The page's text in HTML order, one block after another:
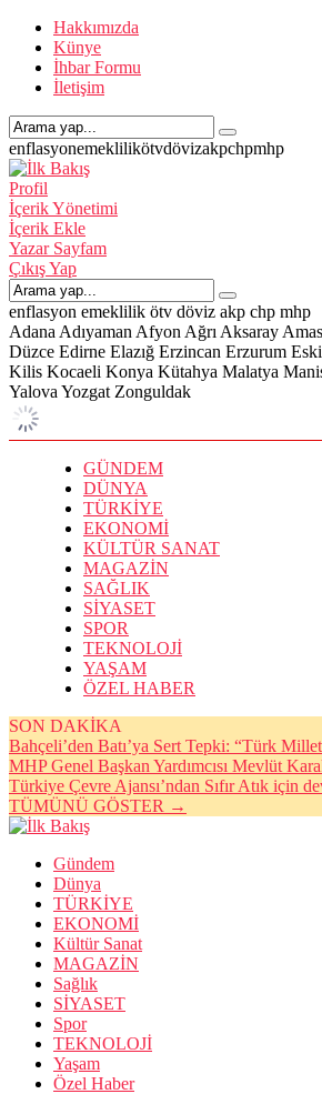
Hakkımızda
Künye
İhbar Formu
İletişim
enflasyonemeklilikötvdövizakpchpmhp
Profil
İçerik Yönetimi
İçerik Ekle
Yazar Sayfam
Çıkış Yap
enflasyon emeklilik ötv döviz akp chp mhp
Adana Adıyaman Afyon Ağrı Aksaray
Düzce Edirne Elazığ Erzincan Erzurum
Kilis Kocaeli Konya Kütahya Malatya
Yalova Yozgat Zonguldak
GÜNDEM
DÜNYA
TÜRKİYE
EKONOMİ
KÜLTÜR SANAT
MAGAZİN
SAĞLIK
SİYASET
SPOR
TEKNOLOJİ
YAŞAM
ÖZEL HABER
SON DAKİKA
Bahçeli’den Batı’ya Sert Tepki: “Türk
MHP Genel Başkan Yardımcısı Mevlüt
Türkiye Çevre Ajansı’ndan Sıfır Atık için
TÜMÜNÜ GÖSTER →
Gündem
Dünya
TÜRKİYE
EKONOMİ
Kültür Sanat
MAGAZİN
Sağlık
SİYASET
Spor
TEKNOLOJİ
Yaşam
Özel Haber